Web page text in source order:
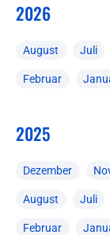
2026
August Juli
Februar
2025
Dezember
August Juli
Februar